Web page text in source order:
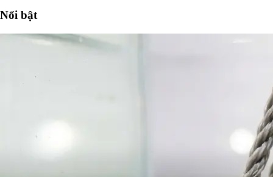
Nổi bật